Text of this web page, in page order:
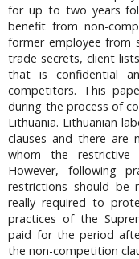
for up to two years
benefit from non-
former employee from
trade secrets, client
that is confidential
competitors. This
during the process of
Lithuania. Lithuanian
clauses and there are
whom the restrictive
However, following
restrictions should be
really required to
practices of the
paid for the period
the non-competition